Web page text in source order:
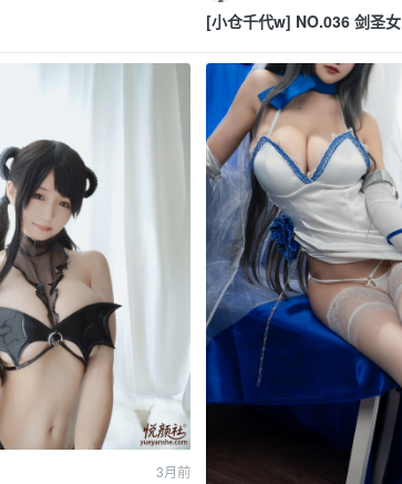
[小仓千代w] NO.036 剑圣女
3月前